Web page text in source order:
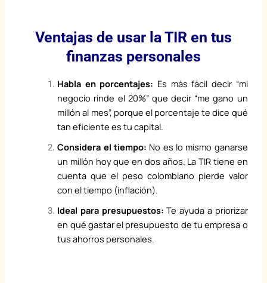
Ventajas de usar la TIR en tus
finanzas personales
Habla en porcentajes: Es más fácil decir “mi
negocio rinde el 20%” que decir “me gano un
millón al mes”, porque el porcentaje te dice qué
tan eficiente es tu capital.
Considera el tiempo: No es lo mismo ganarse
un millón hoy que en dos años. La TIR tiene en
cuenta que el peso colombiano pierde valor
con el tiempo (inflación).
Ideal para presupuestos: Te ayuda a priorizar
en qué gastar el presupuesto de tu empresa o
tus ahorros personales.